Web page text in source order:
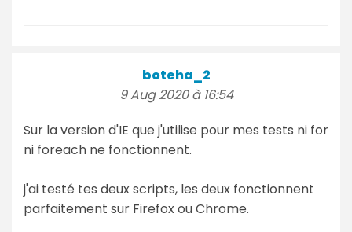
boteha_2
9 Aug 2020 à 16:54
Sur la version d'IE que j'utilise pour mes tests ni for
ni foreach ne fonctionnent.
j'ai testé tes deux scripts, les deux fonctionnent
parfaitement sur Firefox ou Chrome.